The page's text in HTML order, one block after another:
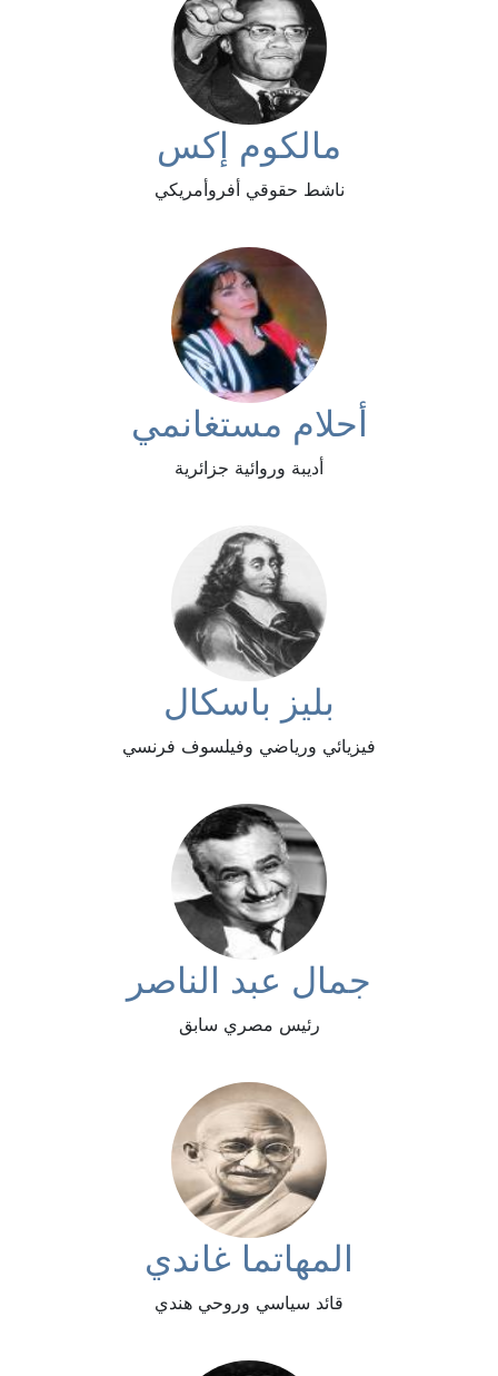
مالكوم إكس
ناشط حقوقي أفروأمريكي
أحلام مستغانمي
أديبة وروائية جزائرية
بليز باسكال
فيزيائي ورياضي وفيلسوف فرنسي
جمال عبد الناصر
رئيس مصري سابق
المهاتما غاندي
قائد سياسي وروحي هندي